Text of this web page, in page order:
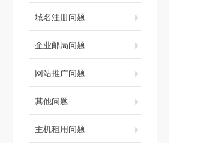
域名注册问题
企业邮局问题
网站推广问题
其他问题
主机租用问题